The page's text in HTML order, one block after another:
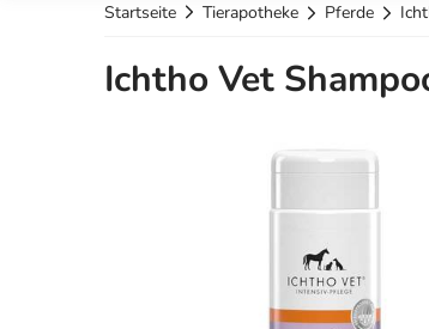
Startseite Tierapotheke Pferde
Ichtho Vet